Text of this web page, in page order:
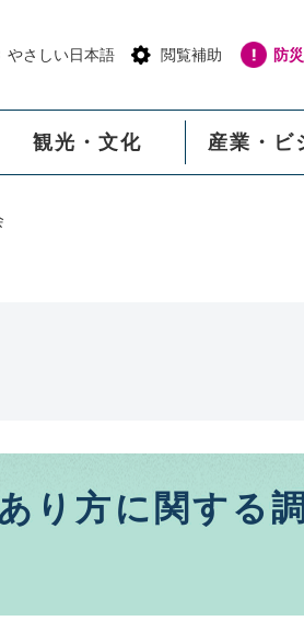
やさしい日本語 閲覧補助 防
観光・文化 産業・ビ
り方に関する